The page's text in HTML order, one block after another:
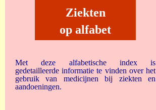
Ziekten
op alfabet
Met deze alfabetische index is
gedetailleerde informatie te vinden over het
gebruik van medicijnen bij ziekten en
aandoeningen.